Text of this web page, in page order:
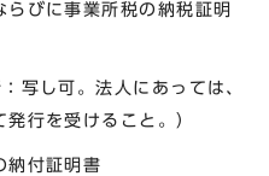
びに事業所税の納税証明
写し可。法人にあっては、
行を受けること。）
付証明書